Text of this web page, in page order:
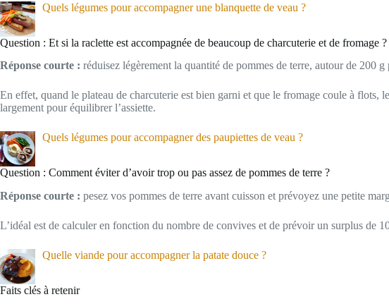
Quels légumes pour accompagner une blanquette de veau ?
Question : Et si la raclette est accompagnée de beaucoup de charcuterie et de fromage ?
Réponse courte : réduisez légèrement la quantité de pommes de terre, autour de 200 g
En effet, quand le plateau de charcuterie est bien garni et que le fromage coule à flots,
largement pour équilibrer l’assiette.
Quels légumes pour accompagner des paupiettes de veau ?
Question : Comment éviter d’avoir trop ou pas assez de pommes de terre ?
Réponse courte : pesez vos pommes de terre avant cuisson et prévoyez une petite
L’idéal est de calculer en fonction du nombre de convives et de prévoir un surplus de
Quelle viande pour accompagner la patate douce ?
Faits clés à retenir